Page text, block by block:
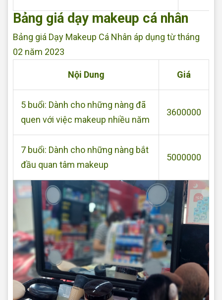
Bảng giá dạy makeup cá nhân
Bảng giá Dạy Makeup Cá Nhân áp dụng từ tháng
02 năm 2023
Nội Dung Giá
5 buổi: Dành cho những nàng đã
quen với việc makeup nhiều năm
3600000
7 buổi: Dành cho những nàng bắt
đầu quan tâm makeup
5000000